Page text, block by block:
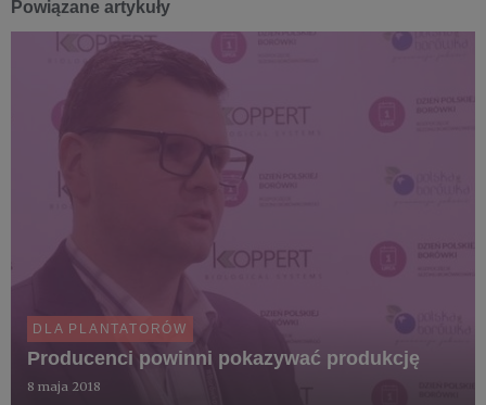
Powiązane artykuły
DLA PLANTATORÓW
Producenci powinni pokazywać produkcję
8 maja 2018